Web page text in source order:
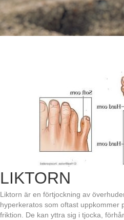
LIKTORN
Liktorn är en förtjockning av
hyperkeratos som oftast uppkommer
friktion. De kan yttra sig i tjocka,